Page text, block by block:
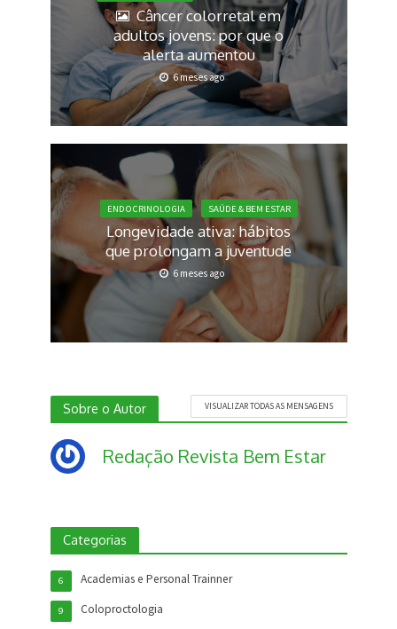
Câncer colorretal em
adultos jovens: por que o
alerta aumentou
6 meses ago
ENDOCRINOLOGIA SAÚDE & BEM ESTAR
Longevidade ativa: hábitos
que prolongam a juventude
6 meses ago
Sobre o Autor VISUALIZAR TODAS AS MENSAGENS
Redação Revista Bem Estar
Categorias
Academias e Personal Trainner
6
Coloproctologia
9